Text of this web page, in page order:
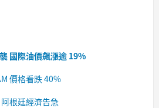
國際油價飆漲逾 19%
價格看跌 40%
根廷經濟告急